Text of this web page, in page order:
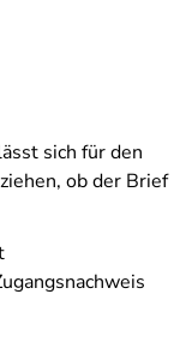
sich für den
ob der Brief